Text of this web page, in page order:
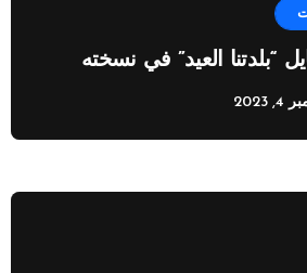
“بلدتنا العيد” في نسخته